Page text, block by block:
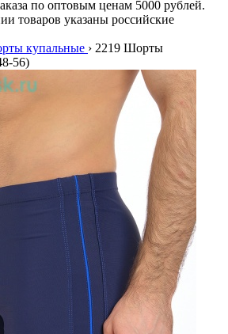
по оптовым ценам 5000 рублей.
товаров указаны российские
купальные › 2219 Шорты
56)